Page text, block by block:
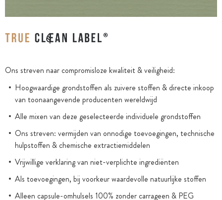
Ons streven naar compromisloze kwaliteit & veiligheid:
Hoogwaardige grondstoffen als zuivere stoffen & directe inkoop
van toonaangevende producenten wereldwijd
Alle mixen van deze geselecteerde individuele grondstoffen
Ons streven: vermijden van onnodige toevoegingen, technische
hulpstoffen & chemische extractiemiddelen
Vrijwillige verklaring van niet-verplichte ingrediënten
Als toevoegingen, bij voorkeur waardevolle natuurlijke stoffen
Alleen capsule-omhulsels 100% zonder carrageen & PEG